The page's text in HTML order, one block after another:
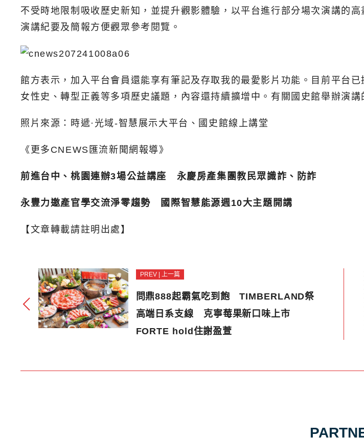
不受時地限制吸收歷史新知，並提升觀影體驗，以平台進行部分場次演講的
演講紀要及簡報方便觀眾參考閱覽。
館方表示，加入平台會員還能享有筆記及存取我的最愛影片功能。目前平台
女性史、轉型正義等多項歷史議題，內容還持續擴增中。有關國史館舉辦演
照片來源： 時遞·光域-智慧展示大平台 、 國史館線上講堂
《更多CNEWS匯流新聞網報導》
前進台中、桃園連辦3場公益講座 永慶房產集團教民眾識詐、防詐
永豐力邀產官學交流淨零趨勢 國際智慧能源週10大主題開講
【文章轉載請註明出處】
PREV | 上一篇
問鼎888起霸氣吃到飽 TIMBERLAND祭
高端日系支線 克寧莓果新口味上市
FORTE hold住謝盈萱